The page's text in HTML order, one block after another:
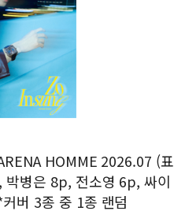
HOMME 2026.07 (표
병은 8p, 전소영 6p, 싸이
버 3종 중 1종 랜덤